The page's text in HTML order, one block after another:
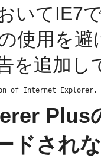
いてIE7
使用を
を追加し
of Internet
Plus
ドされ